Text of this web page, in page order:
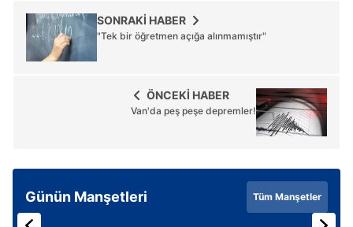
SONRAKİ HABER
"Tek bir öğretmen açığa alınmamıştır"
ÖNCEKİ HABER
Van'da peş peşe depremler!
Günün Manşetleri Tüm Manşetler